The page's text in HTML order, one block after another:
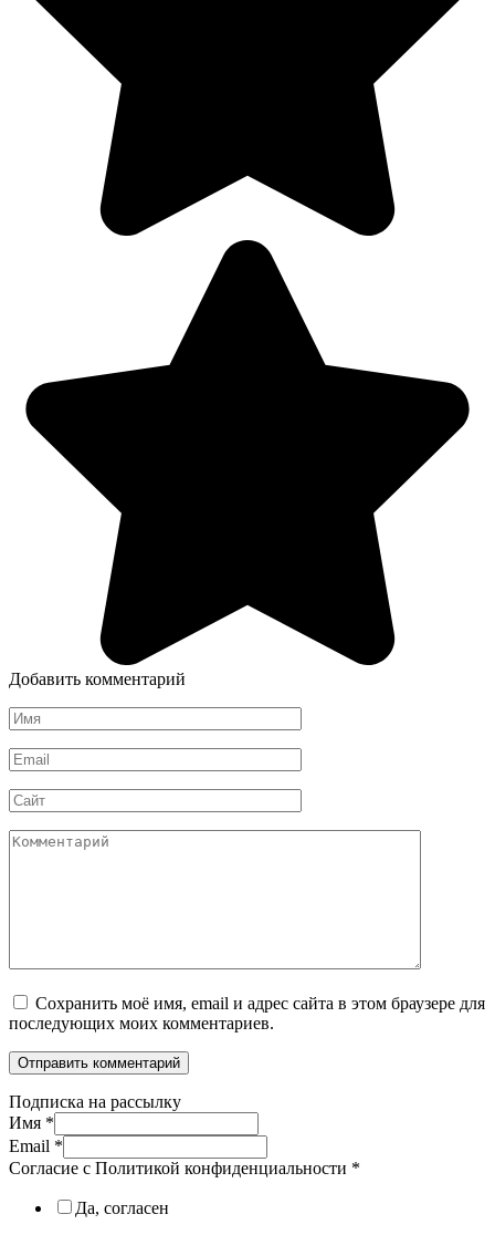
Добавить комментарий
Имя
*
Email
*
Сайт
Комментарий
Сохранить моё имя, email и адрес сайта в этом браузере для
последующих моих комментариев.
Подписка на рассылку
Имя *
Email *
Согласие с Политикой конфиденциальности *
Да, согласен